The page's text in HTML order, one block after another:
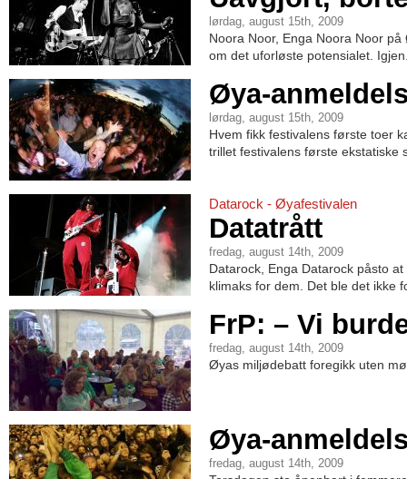
lørdag, august 15th, 2009
Noora Noor, Enga Noora Noor
om det uforløste potensialet.
Øya-
lørdag, august 15th, 2009
Hvem fikk festivalens første toer
trillet festivalens første ekstatiske
Datarock - Øyafestivalen
Datatrått
fredag, august 14th, 2009
Datarock, Enga Datarock påsto
klimaks for dem. Det ble det ikke
FrP: – Vi
fredag, august 14th, 2009
Øyas miljødebatt foregikk uten
Øya-
fredag, august 14th, 2009